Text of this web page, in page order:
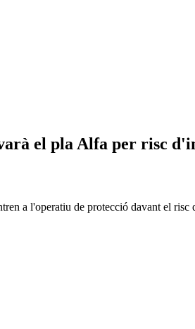
el pla Alfa per risc
a l'operatiu de protecció davant el